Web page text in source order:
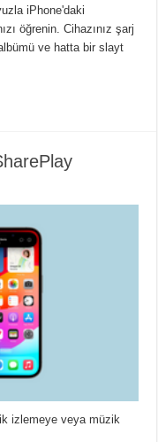
iPhone'daki
öğrenin. Cihazınız şarj
ve hatta bir slayt
izlemeye veya müzik